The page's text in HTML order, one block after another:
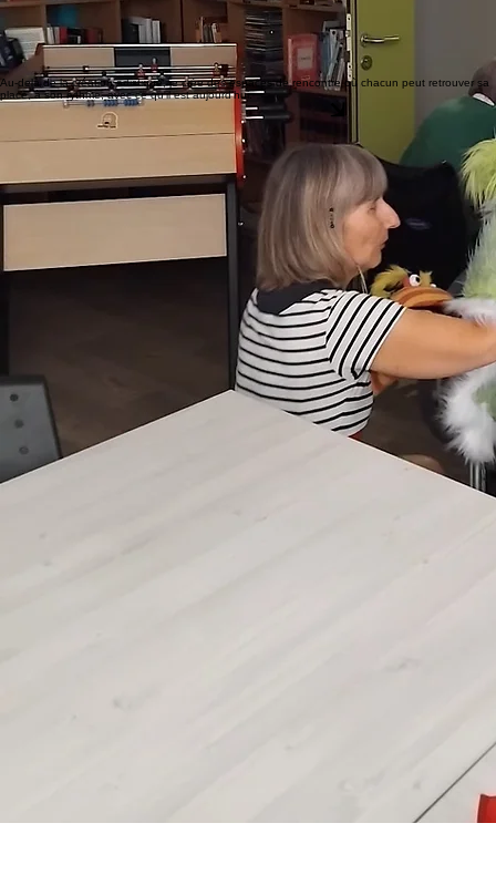
Parce que, parfois, une couleur, un sourire ou un éclat de rire disent bien plus qu'un long
discours.
🌸 Ce qui m'anime
Je crois profondément que la créativité continue d'exister, même lorsque les mots s'effacent.
Je crois que chaque personne mérite d'être regardée pour ce qu'elle est encore capable de
vivre, de ressentir et de partager.
Et je crois que derrière chaque atelier se cache une rencontre.
Au-delà de la création artistique, je crée des espaces de rencontre où chacun peut retrouver sa
place, à son rythme, avec ce qu'il est aujourd'hui.
Échangeons autour de votre projet
Ils nous font confiance : partenariat avec Ehpad Helène Coutet Chamonix